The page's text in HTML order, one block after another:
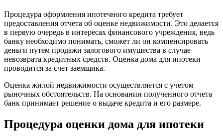
Процедура оформления ипотечного кредита требует
предоставления отчета об оценке недвижимости. Это делается
в первую очередь в интересах финансового учреждения, ведь
банку необходимо понимать, сможет ли он компенсировать
деньги путем продажи залогового имущества в случае
невозврата кредитных средств. Оценка дома для ипотеки
проводится за счет заемщика.
Оценка жилой недвижимости осуществляется с учетом
рыночных обстоятельств. На основании полученного отчета
банк принимает решение о выдаче кредита и его размере.
Процедура оценки дома для ипотеки